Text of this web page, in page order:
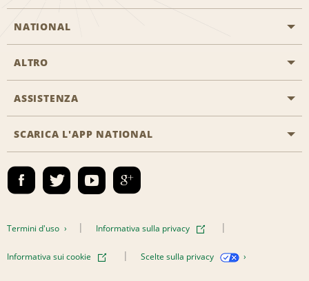
NATIONAL
Inizia una prenotazione
Programmi business
Emerald Club Accedi
ALTRO
Offerte di lavoro
ASSISTENZA
Accessibilità
Contatti
SCARICA L'APP NATIONAL
Termini d'uso Informativa sulla privacy
Informativa sui cookie Scelte sulla privacy